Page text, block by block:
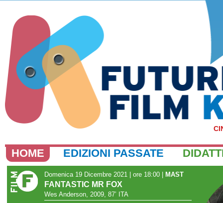
HOME EDIZIONI PASSATE
Domenica 19 Dicembre 2021 | ore 18:00 MAST
FANTASTIC MR FOX
Wes Anderson, 2009, 87’ ITA